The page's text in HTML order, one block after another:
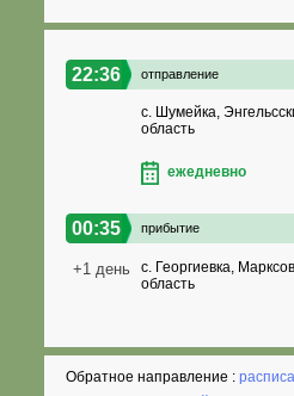
22:36 отправление
с. Шумейка,
область
ежедневно
00:35 прибытие
+1 день
с. Георгиевка,
область
Обратное направление :